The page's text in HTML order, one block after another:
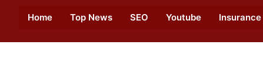
Home Top News SEO Youtube Insurance